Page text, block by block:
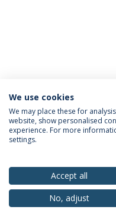
Política de
Direitos
© 2026
We use cookies
We may place these for
website, show personalised
experience. For more
settings.
Accept all
No, adjust